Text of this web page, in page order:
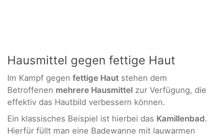
Hausmittel gegen fettige Haut
Im Kampf gegen fettige Haut stehen dem
Betroffenen mehrere Hausmittel zur Verfügung, die
effektiv das Hautbild verbessern können.
Ein klassisches Beispiel ist hierbei das Kamillenbad.
Hierfür füllt man eine Badewanne mit lauwarmen